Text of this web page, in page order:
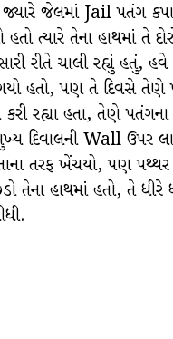
જ્યારે જેલમાં Jail પતંગ
ત્યારે તેના હાથમાં
રીતે ચાલી રહ્યું હતું,
પણ તે દિવસે તેણે
રહ્યા હતા, તેણે
Wall ઉપર
ખેંચયો, પણ પથ્થર
હાથમાં હતો, તે